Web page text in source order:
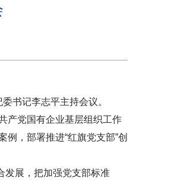
书记李志平主持会议。
产党国有企业基层组织工作
，部署推进“红旗党支部”创
展，把加强党支部标准